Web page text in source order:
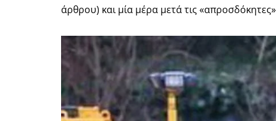
άρθρου) και μία μέρα μετά τις